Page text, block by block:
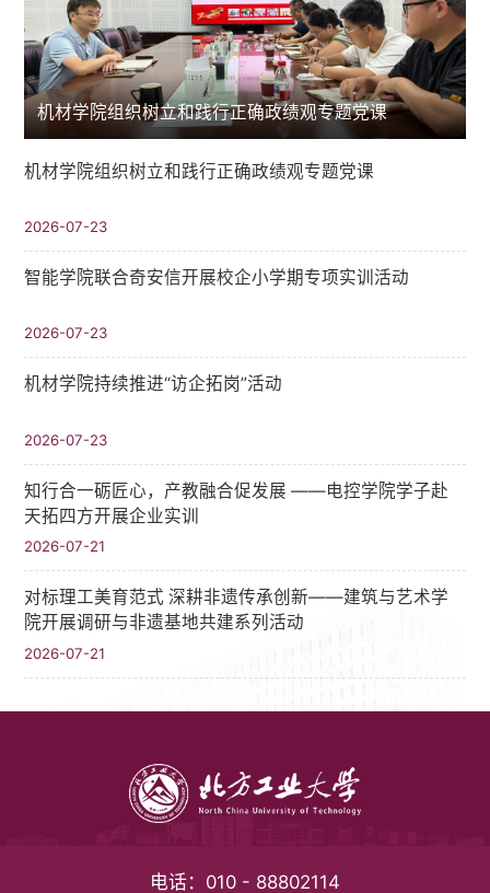
机材学院组织树立和践行正确政绩观专题党课
机材学院组织树立和践行正确政绩观专题党课
2026-07-23
智能学院联合奇安信开展校企小学期专项实训活动
2026-07-23
机材学院持续推进“访企拓岗”活动
2026-07-23
知行合一砺匠心，产教融合促发展 ——电控学院学子赴
天拓四方开展企业实训
2026-07-21
对标理工美育范式 深耕非遗传承创新——建筑与艺术学
院开展调研与非遗基地共建系列活动
2026-07-21
电话： 010 - 88802114